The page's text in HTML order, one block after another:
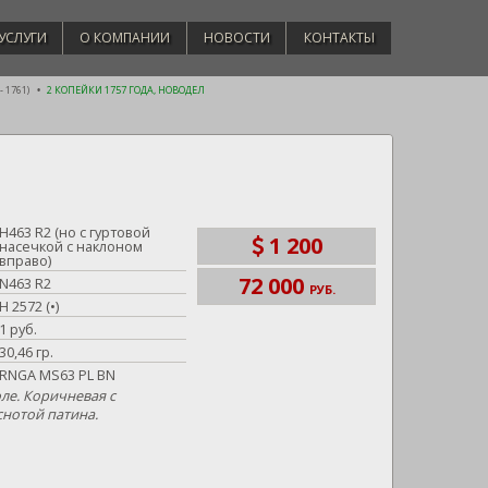
О КОМПАНИИ НОВОСТИ КОНТАКТЫ
1761) 2 КОПЕЙКИ 1757 ГОДА, НОВОДЕЛ
Н463 R2 (но с гуртовой
насечкой с наклоном
вправо)
N463 R2
Н 2572 (•)
1 руб.
30,46 гр.
RNGA MS63 PL BN
Коричневая с
патина.
1 200
72 000 РУБ.